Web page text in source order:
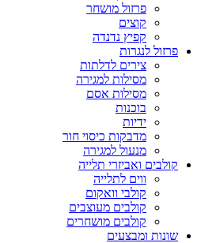
פרזול מושחר
קוצים
קפיץ נדנדה
פרזול לנגרות
צירים לדלתות
מסילות למגירה
מסילות אסם
בוכנות
ידיות
מדבקות כיסוי חור
מנעול למגירה
קולבים ואביזרי תלייה
ווים לתלייה
קולבי וואקום
קולבים מעוצבים
קולבים מושחרים
שונות ומבצעים